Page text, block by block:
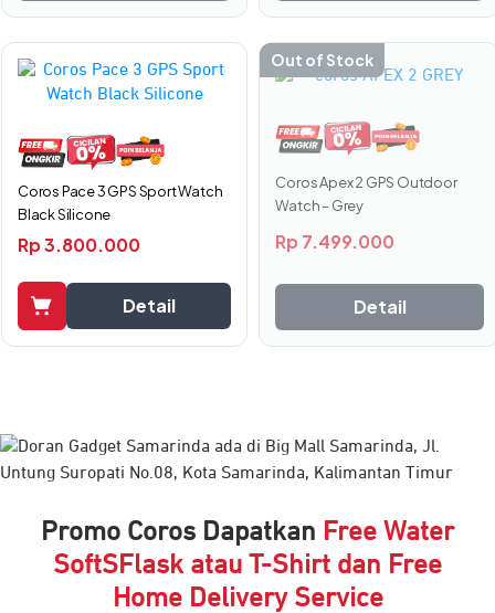
Coros Pace 3 GPS Sport Watch
Black Silicone
Rp3.800.000
Detail
Out of Stock
Coros Apex 2 GPS Outdoor
Watch – Grey
Rp 7.499.000
Detail
Promo Coros Dapatkan Free Water
SoftSFlask atau T-Shirt dan Free
Home Delivery Service